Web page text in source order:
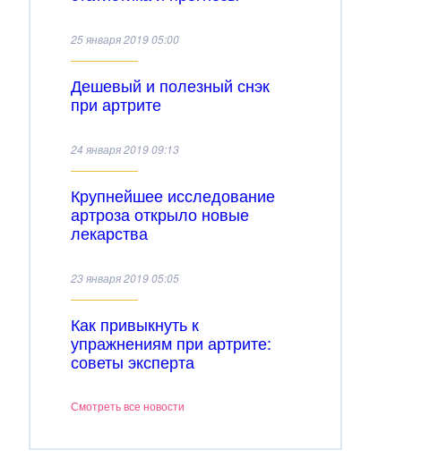
25 января 2019 05:00
Дешевый и полезный снэк
при артрите
24 января 2019 09:13
Крупнейшее исследование
артроза открыло новые
лекарства
23 января 2019 05:05
Как привыкнуть к
упражнениям при артрите:
советы эксперта
Смотреть все новости